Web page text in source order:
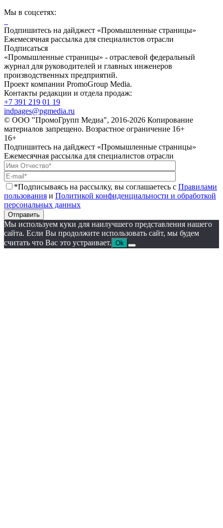
Мы в соцсетях:
Подпишитесь на дайджест «Промышленные страницы»
Ежемесячная рассылка для специалистов отрасли
Подписаться
«Промышленные страницы» - отраслевой федеральный
журнал для руководителей и главных инженеров
производственных предприятий.
Проект компании PromoGroup Media.
Контакты редакции и отдела продаж:
+7 391 219 01 19
indpages@pgmedia.ru
© ООО "ПромоГрупп Медиа", 2016-2026 Копирование
материалов запрещено. Возрастное ограничение 16+
16+
Подпишитесь на дайджест «Промышленные страницы»
Ежемесячная рассылка для специалистов отрасли
*Подписываясь на рассылку, вы соглашаетесь с Правилами
пользования и Политикой конфиденциальности и обработкой
персональных данных
Отправить
Мы используем куки для наилучшего представления нашего
сайта. Если Вы продолжите использовать сайт, мы будем
считать что Вас это устраивает. Ok